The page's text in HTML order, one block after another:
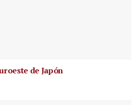
de Japón